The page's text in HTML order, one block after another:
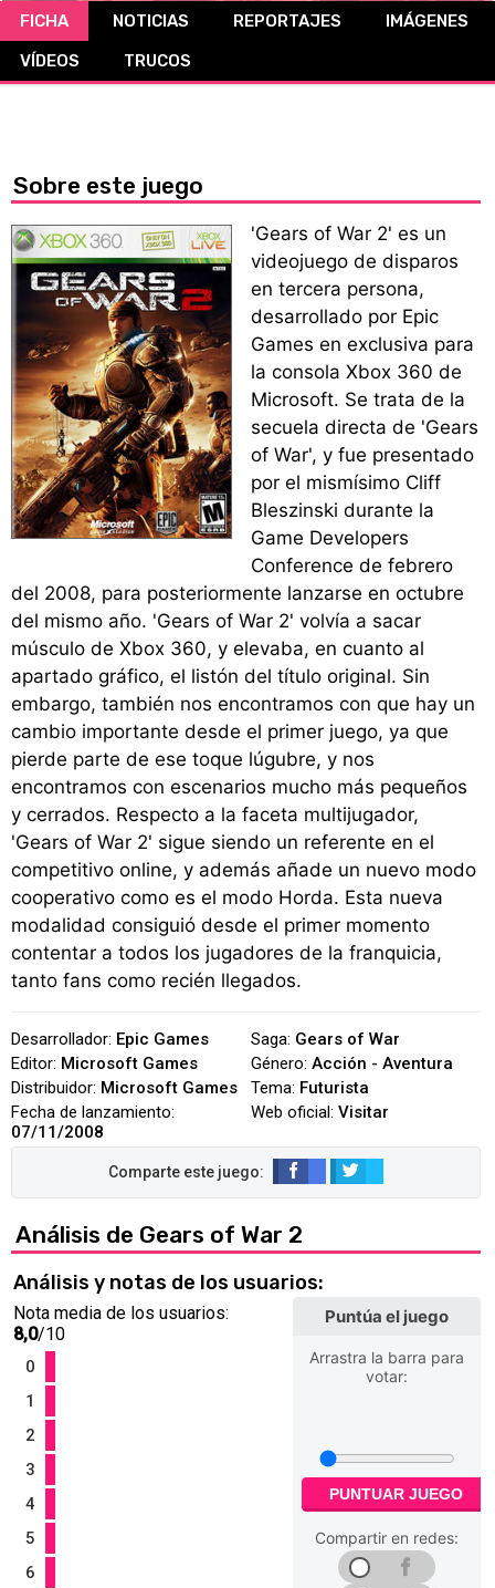
CÓMICS
FICHA NOTICIAS REPORTAJES
IMÁGENES
VÍDEOS
TRUCOS
Sobre este juego
'Gears of War 2' es un
videojuego de disparos
en tercera persona,
desarrollado por Epic
Games en exclusiva para
la consola Xbox 360 de
Microsoft. Se trata de la
secuela directa de 'Gears
of War', y fue presentado
por el mismísimo Cliff
Bleszinski durante la
Game Developers
Conference de febrero
del 2008, para posteriormente lanzarse en octubre
del mismo año. 'Gears of War 2' volvía a sacar
músculo de Xbox 360, y elevaba, en cuanto al
apartado gráfico, el listón del título original. Sin
embargo, también nos encontramos con que hay un
cambio importante desde el primer juego, ya que
pierde parte de ese toque lúgubre, y nos
encontramos con escenarios mucho más pequeños
y cerrados. Respecto a la faceta multijugador,
'Gears of War 2' sigue siendo un referente en el
competitivo online, y además añade un nuevo modo
cooperativo como es el modo Horda. Esta nueva
modalidad consiguió desde el primer momento
contentar a todos los jugadores de la franquicia,
tanto fans como recién llegados.
Desarrollador: Epic Games
Editor: Microsoft Games
Distribuidor: Microsoft Games
Fecha de lanzamiento:
07/11/2008
Saga: Gears of War
Género: Acción - Aventura
Tema: Futurista
Web oficial: Visitar
Análisis de Gears of War 2
Análisis y notas de los usuarios:
Nota media de los usuarios:
8,0/10
0
1
2
3
4
5
6
Puntúa el juego
Arrastra la barra para
votar:
PUNTUAR JUEGO
Compartir en redes: